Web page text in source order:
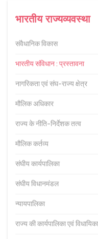
भारतीय राज्यव्यवस्था
संवैधानिक विकास
भारतीय संविधान : प्रस्तावना
नागरिकता एवं संघ-राज्य क्षेत्र
मौलिक अधिकार
राज्य के नीति-निर्देशक तत्व
मौलिक कर्तव्य
संघीय कार्यपालिका
संघीय विधानमंडल
न्यायपालिका
राज्य की कार्यपालिका एवं विधायिका